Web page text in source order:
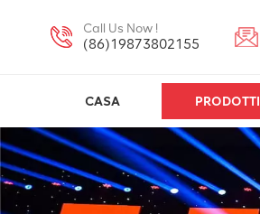
Call Us Now !
(86)19873802155
CASA PRODOTTI